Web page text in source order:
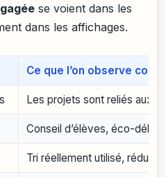
se voient dans les
dans les affichages.
Ce que l’on observe
Les projets sont reliés aux
Conseil d’élèves, éco-
Tri réellement utilisé,